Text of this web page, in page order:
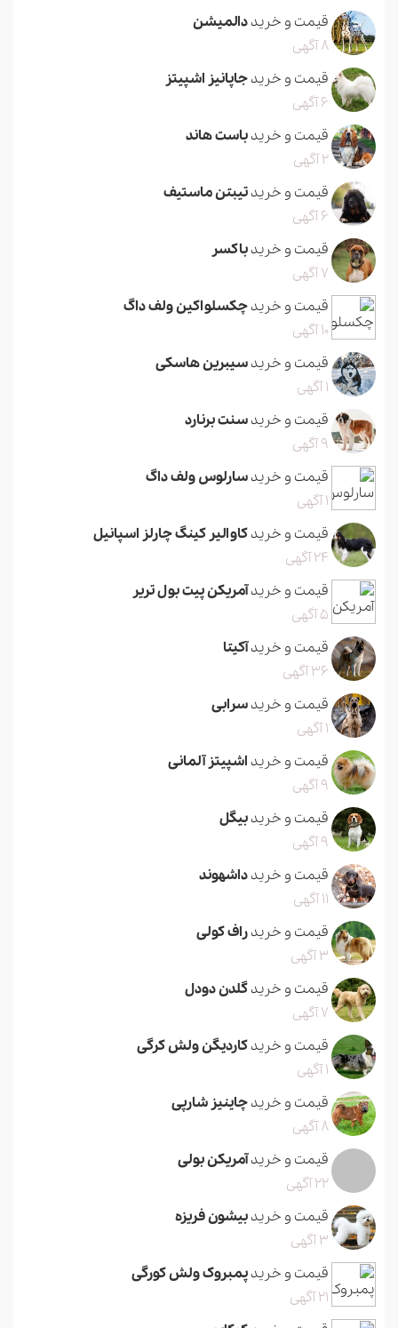
قیمت و خریددالمیشن
8 آگهی
قیمت و خریدجاپانیز اشپیتز
6 آگهی
قیمت و خریدباست هاند
2 آگهی
قیمت و خریدتیبتن ماستیف
6 آگهی
قیمت و خریدباکسر
7 آگهی
قیمت و خریدچکسلواکین ولف داگ
10 آگهی
قیمت و خریدسیبرین هاسکی
1 آگهی
قیمت و خریدسنت برنارد
9 آگهی
قیمت و خریدسارلوس ولف داگ
1 آگهی
قیمت و خریدکاوالیر کینگ چارلز اسپانیل
24 آگهی
قیمت و خریدآمریکن پیت بول تریر
5 آگهی
قیمت و خریدآکیتا
36 آگهی
قیمت و خریدسرابی
1 آگهی
قیمت و خرید اشپیتز آلمانی
9 آگهی
قیمت و خریدبیگل
9 آگهی
قیمت و خریدداشهوند
11 آگهی
قیمت و خریدراف کولی
3 آگهی
قیمت و خریدگلدن دودل
7 آگهی
قیمت و خریدکاردیگن ولش کرگی
1 آگهی
قیمت و خریدچاینیز شارپی
8 آگهی
قیمت و خریدآمریکن بولی
22 آگهی
قیمت و خریدبیشون فریزه
3 آگهی
قیمت و خریدپمبروک ولش کورگی
21 آگهی